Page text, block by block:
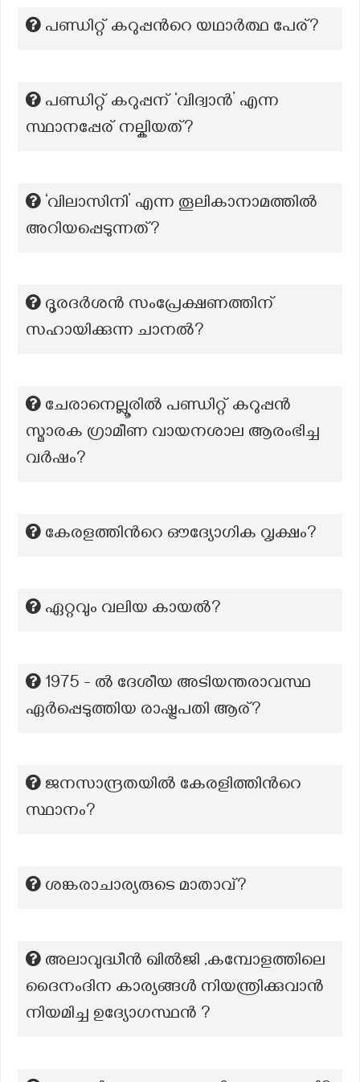
പണ്ഡിറ്റ് കറുപ്പന്‍റെ യഥാര്‍ത്ഥ പേര്?
പണ്ഡിറ്റ് കറുപ്പന് ‘വിദ്വാൻ’ എന്ന
സ്ഥാനപ്പേര് നല്കിയത്?
‘വിലാസിനി’ എന്ന തൂലികാനാമത്തില്‍
അറിയപ്പെടുന്നത്?
ദൂരദര്‍ശന്‍ സംപ്രേക്ഷണത്തിന്
സഹായിക്കുന്ന ചാനല്‍?
ചേരാനെല്ലൂരിൽ പണ്ഡിറ്റ് കറുപ്പൻ
സ്മാരക ഗ്രാമീണ വായനശാല ആരംഭിച്ച
വർഷം?
കേരളത്തിന്‍റെ ഔദ്യോഗിക വൃക്ഷം?
ഏറ്റവും വലിയ കായൽ?
1975 - ൽ ദേശീയ അടിയന്തരാവസ്ഥ
ഏർപ്പെടുത്തിയ രാഷ്ട്രപതി ആര്?
ജനസാന്ദ്രതയിൽ കേരളിത്തിന്‍റെ
സ്ഥാനം?
ശങ്കരാചാര്യരുടെ മാതാവ്?
അലാവുദ്ധീൻ ഖിൽജി ,കമ്പോളത്തിലെ
ദൈനംദിന കാര്യങ്ങൾ നിയന്ത്രിക്കുവാൻ
നിയമിച്ച ഉദ്യോഗസ്ഥൻ ?